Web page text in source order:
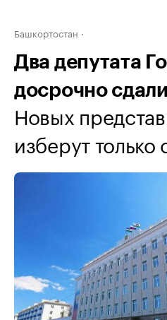
Башкортостан
Два депутата
досрочно
Новых
изберут